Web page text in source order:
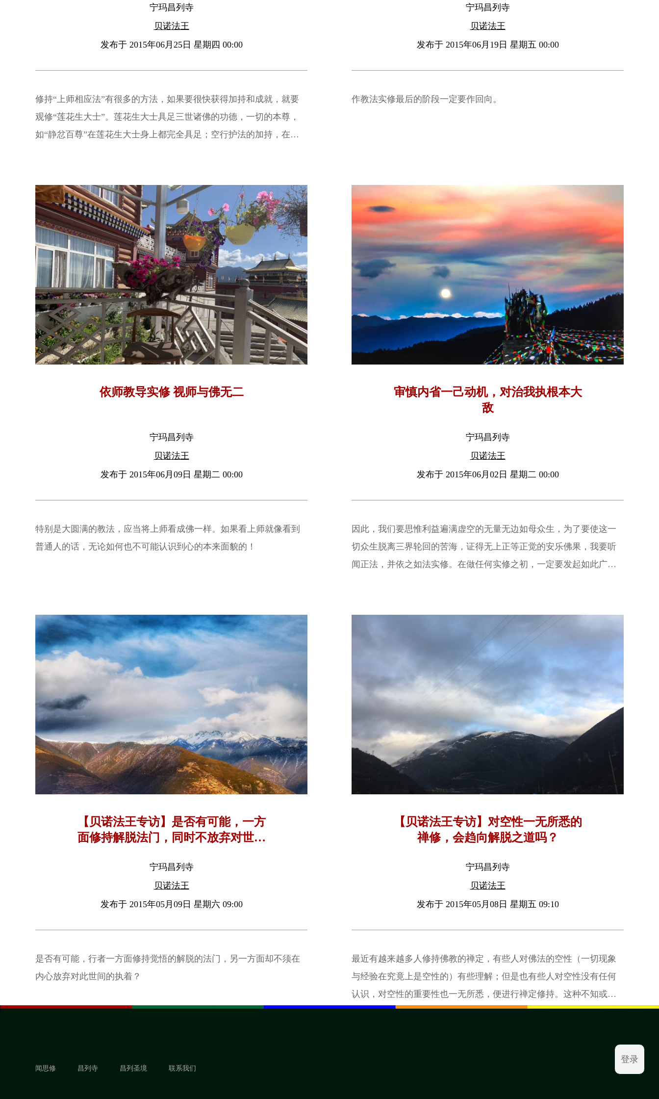
宁玛昌列寺
贝诺法王
发布于 2015年06月25日 星期四 00:00
修持“上师相应法”有很多的方法，如果要很快获得加持和成就，就要
观修“莲花生大士”。莲花生大士具足三世诸佛的功德，一切的本尊，
如“静忿百尊”在莲花生大士身上都完全具足；空行护法的加持，在莲
宁玛昌列寺
贝诺法王
发布于 2015年06月19日 星期五 00:00
作教法实修最后的阶段一定要作回向。
依师教导实修 视师与佛无二
宁玛昌列寺
贝诺法王
发布于 2015年06月09日 星期二 00:00
特别是大圆满的教法，应当将上师看成佛一样。如果看上师就像看到
普通人的话，无论如何也不可能认识到心的本来面貌的！
审慎内省一己动机，对治我执根本大
敌
宁玛昌列寺
贝诺法王
发布于 2015年06月02日 星期二 00:00
因此，我们要思惟利益遍满虚空的无量无边如母众生，为了要使这一
切众生脱离三界轮回的苦海，证得无上正等正觉的安乐佛果，我要听
闻正法，并依之如法实修。在做任何实修之初，一定要发起如此广大
【贝诺法王专访】是否有可能，一方
面修持解脱法门，同时不放弃对世间
宁玛昌列寺
贝诺法王
发布于 2015年05月09日 星期六 09:00
是否有可能，行者一方面修持觉悟的解脱的法门，另一方面却不须在
内心放弃对此世间的执着？
【贝诺法王专访】对空性一无所悉的
禅修，会趋向解脱之道吗？
宁玛昌列寺
贝诺法王
发布于 2015年05月08日 星期五 09:10
最近有越来越多人修持佛教的禅定，有些人对佛法的空性（一切现象
与经验在究竟上是空性的）有些理解；但是也有些人对空性没有任何
认识，对空性的重要性也一无所悉，便进行禅定修持。这种不知或不
将修持的基础建立在空性的禅修上，会趋向解脱之道吗？
闻思修 昌列寺 昌列圣境 联系我们
登录